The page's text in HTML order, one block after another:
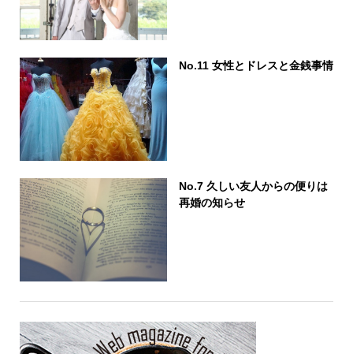
No.11 女性とドレスと金銭事情
No.7 久しい友人からの便りは
再婚の知らせ